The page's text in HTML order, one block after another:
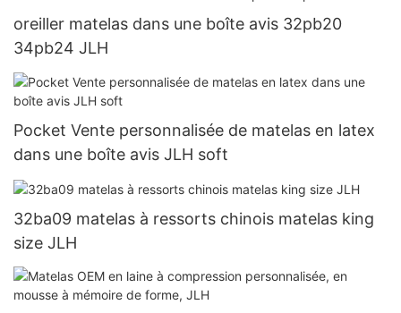
oreiller matelas dans une boîte avis 32pb20
34pb24 JLH
Pocket Vente personnalisée de matelas en latex
dans une boîte avis JLH soft
32ba09 matelas à ressorts chinois matelas king
size JLH